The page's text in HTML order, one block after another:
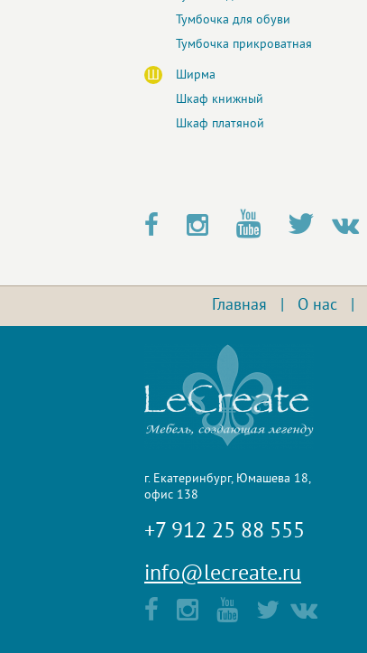
Тумбочка для обуви
Тумбочка прикроватная
Ш
Ширма
Шкаф книжный
Шкаф платяной
Главная О нас
г. Екатеринбург, Юмашева 18,
офис 138
+7 912 25 88 555
info@lecreate.ru